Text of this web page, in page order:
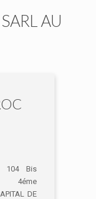
AU
104 Bis
4éme
DE